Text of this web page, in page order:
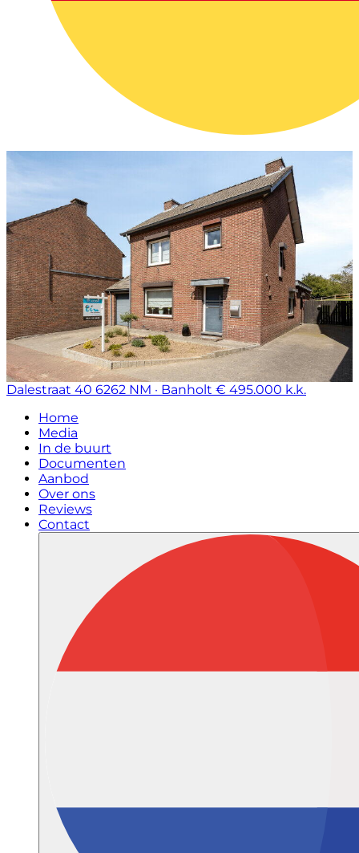
Dalestraat 40 6262 NM · Banholt € 495.000 k.k.
Home
Media
In de buurt
Documenten
Aanbod
Over ons
Reviews
Contact